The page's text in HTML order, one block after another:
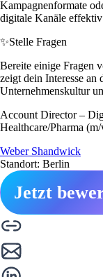
Kampagnenformate
digitale Kanäle
✨Stelle Fragen
Bereite einige Fragen
zeigt dein Interesse
Unternehmenskultur
Account Director –
Healthcare/Pharma
Weber Shandwick
Standort: Berlin
Jetzt